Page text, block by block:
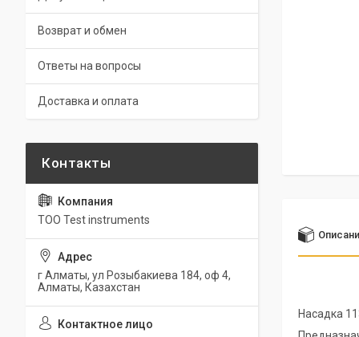
Насадка
Возврат и обмен
Ответы на вопросы
Доставка и оплата
ТОО Test instruments
г Алматы, ул Розыбакиева 184, оф 4,
Алматы, Казахстан